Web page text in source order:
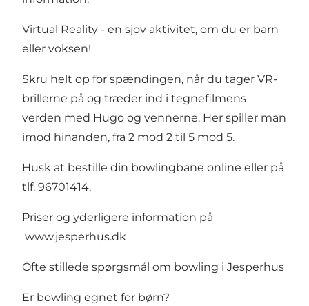
Virtual Reality - en sjov aktivitet, om du er barn
eller voksen!
Skru helt op for spændingen, når du tager VR-
brillerne på og træder ind i tegnefilmens
verden med Hugo og vennerne. Her spiller man
imod hinanden, fra 2 mod 2 til 5 mod 5.
Husk at bestille din bowlingbane online eller på
tlf. 96701414.
Priser og yderligere information på
www.jesperhus.dk
Ofte stillede spørgsmål om bowling i Jesperhus
Er bowling egnet for børn?